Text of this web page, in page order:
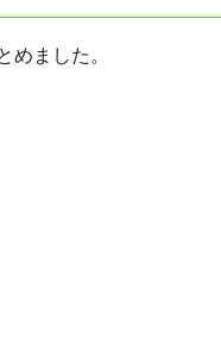
めました。